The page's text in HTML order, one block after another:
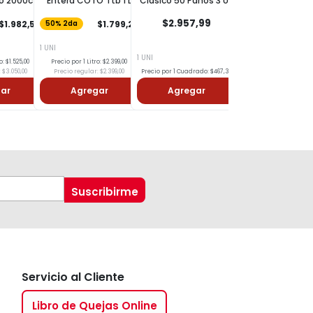
$1.799,25
$2.399,00
$2.957,99
1 UNI
Precio por 1 Cuadrado: $467,30
Agregar
$1.965,00
Precio por 1 Litro: $2.620,00
Precio regular: $2.620,00
Agregar
Servicio al Cliente
Libro de Quejas Online